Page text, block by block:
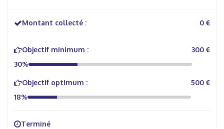
Montant collecté : 0 €
Objectif minimum :
300 €
30%
Objectif optimum :
500 €
18%
Terminé